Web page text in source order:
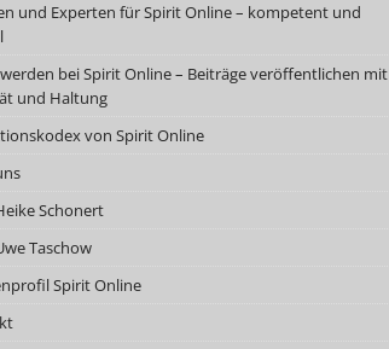
und Experten für Spirit Online – kompetent und
bei Spirit Online – Beiträge veröffentlichen mit
und Haltung
von Spirit Online
Schonert
Taschow
Spirit Online